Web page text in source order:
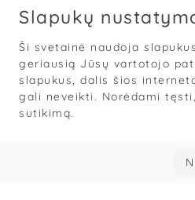
Slapukų
Ši svetainė naudoja
geriausią Jūsų vartotojo
slapukus, dalis šios
gali neveikti. Norėdami
sutikimą.